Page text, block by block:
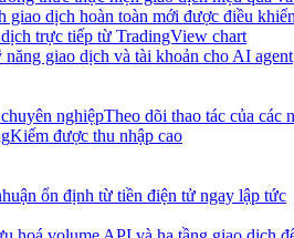
giao dịch hoàn toàn mới được điều
trực tiếp từ TradingView chart
năng giao dịch và tài khoản cho AI agent
nghiệpTheo dõi thao tác của các
Kiếm được thu nhập cao
ổn định từ tiền điện tử ngay lập tức